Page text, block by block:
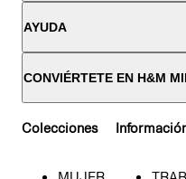
AYUDA
CONVIÉRTETE EN H&M
Colecciones